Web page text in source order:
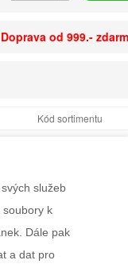
Doprava od 999.-
Kód sortimentu
Balení
Minimální odběr
Rozměry balení Š×V×H
Doporučený věk
služeb
soubory k
Dále pak
a dat pro